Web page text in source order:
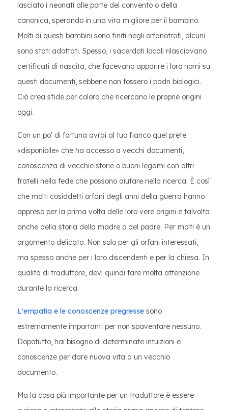
lasciato i neonati alle porte del convento o della
canonica, sperando in una vita migliore per il bambino.
Molti di questi bambini sono finiti negli orfanotrofi, alcuni
sono stati adottati. Spesso, i sacerdoti locali rilasciavano
certificati di nascita, che facevano apparire i loro nomi su
questi documenti, sebbene non fossero i padri biologici.
Ciò crea sfide per coloro che ricercano le proprie origini
oggi.
Con un po' di fortuna avrai al tuo fianco quel prete
«disponibile» che ha accesso a vecchi documenti,
conoscenza di vecchie storie o buoni legami con altri
fratelli nella fede che possono aiutare nella ricerca. È così
che molti cosiddetti orfani degli anni della guerra hanno
appreso per la prima volta delle loro vere origini e talvolta
anche della storia della madre o del padre. Per molti è un
argomento delicato. Non solo per gli orfani interessati,
ma spesso anche per i loro discendenti e per la chiesa. In
qualità di traduttore, devi quindi fare molta attenzione
durante la ricerca.
L'empatia e le conoscenze pregresse sono
estremamente importanti per non spaventare nessuno.
Dopotutto, hai bisogno di determinate intuizioni e
conoscenze per dare nuova vita a un vecchio
documento.
Ma la cosa più importante per un traduttore è essere